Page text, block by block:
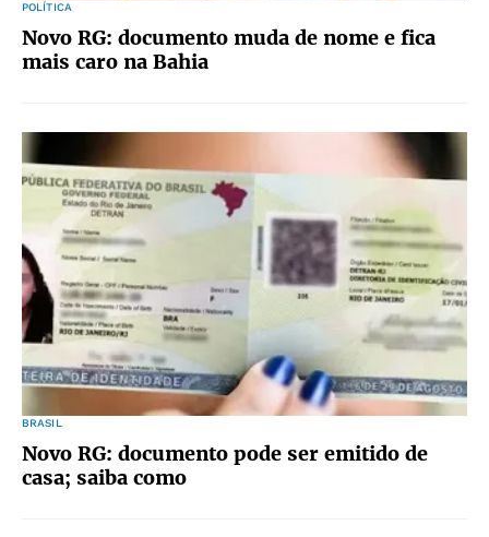
POLÍTICA
Novo RG: documento muda de nome e fica
mais caro na Bahia
BRASIL
Novo RG: documento pode ser emitido de
casa; saiba como